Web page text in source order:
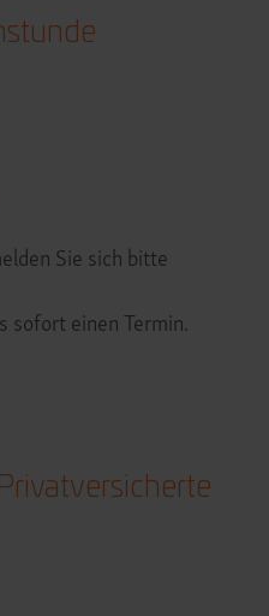
Sie sich bitte
sofort einen Termin.